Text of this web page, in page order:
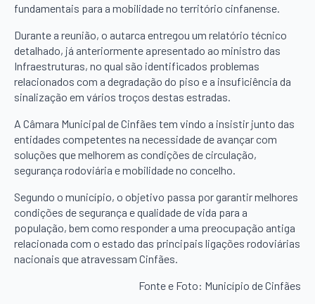
fundamentais para a mobilidade no território cinfanense.
Durante a reunião, o autarca entregou um relatório técnico
detalhado, já anteriormente apresentado ao ministro das
Infraestruturas, no qual são identificados problemas
relacionados com a degradação do piso e a insuficiência da
sinalização em vários troços destas estradas.
A Câmara Municipal de Cinfães tem vindo a insistir junto das
entidades competentes na necessidade de avançar com
soluções que melhorem as condições de circulação,
segurança rodoviária e mobilidade no concelho.
Segundo o município, o objetivo passa por garantir melhores
condições de segurança e qualidade de vida para a
população, bem como responder a uma preocupação antiga
relacionada com o estado das principais ligações rodoviárias
nacionais que atravessam Cinfães.
Fonte e Foto: Município de Cinfães